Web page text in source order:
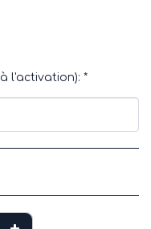
à l'activation): *